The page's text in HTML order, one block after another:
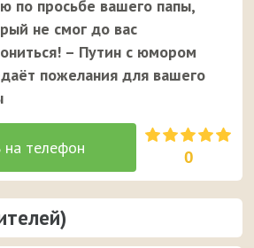
по просьбе вашего папы,
не смог до вас
– Путин с юмором
пожелания для вашего
0